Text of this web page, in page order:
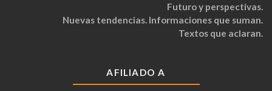
Futuro y perspectivas.
Nuevas tendencias. Informaciones que suman.
Textos que aclaran.
AFILIADO A